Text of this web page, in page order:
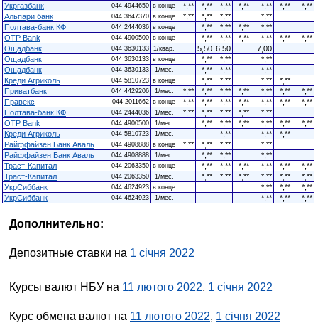
Укргазбанк
044 4944650 в конце *,** *,** *,** *,** *,** *,**
*,**
Альпари банк
044 3647370 в конце *,** *,** *,**
*,**
Полтава-банк КФ
044 2444036 в конце *,** *,** *,**
*,**
OTP Bank
044 4900500 в конце *,** *,** *,** *,** *,**
*,**
Ощадбанк
044 3630133 1/квар. 5,50 6,50
7,00
Ощадбанк
044 3630133 в конце *,** *,**
*,**
Ощадбанк
044 3630133 1/мес. *,** *,**
*,**
Креди Агриколь
044 5810723 в конце *,** *,** *,**
*,**
Приватбанк
044 4429206 1/мес. *,** *,** *,** *,** *,** *,**
*,**
Правекс
044 2011662 в конце *,** *,** *,** *,** *,** *,**
*,**
Полтава-банк КФ
044 2444036 1/мес. *,** *,** *,** *,**
*,**
OTP Bank
044 4900500 1/мес. *,** *,** *,** *,** *,**
*,**
Креди Агриколь
044 5810723 1/мес. *,** *,**
*,**
Райффайзен Банк Аваль
044 4908888 в конце *,** *,** *,**
*,**
Райффайзен Банк Аваль
044 4908888 1/мес. *,** *,**
*,**
Траст-Капитал
044 2063350 в конце *,** *,** *,** *,** *,**
*,**
Траст-Капитал
044 2063350 1/мес. *,** *,** *,** *,** *,**
*,**
УкрСиббанк
044 4624923 в конце *,** *,**
*,**
УкрСиббанк
044 4624923 1/мес. *,** *,** *,**
Дополнительно:
Депозитные ставки на 1 січня 2022
Курсы валют НБУ на 11 лютого 2022, 1 січня 2022
Курс обмена валют на 11 лютого 2022, 1 січня 2022